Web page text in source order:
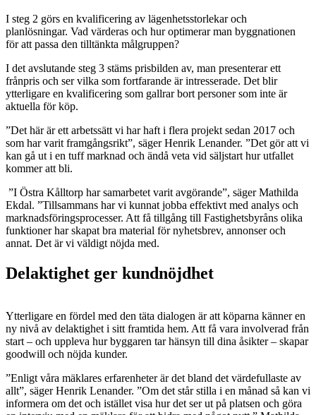
I steg 2 görs en kvalificering av lägenhetsstorlekar och
planlösningar. Vad värderas och hur optimerar man byggnationen
för att passa den tilltänkta målgruppen?
I det avslutande steg 3 stäms prisbilden av, man presenterar ett
frånpris och ser vilka som fortfarande är intresserade. Det blir
ytterligare en kvalificering som gallrar bort personer som inte är
aktuella för köp.
”Det här är ett arbetssätt vi har haft i flera projekt sedan 2017 och
som har varit framgångsrikt”, säger Henrik Lenander. ”Det gör att vi
kan gå ut i en tuff marknad och ändå veta vid säljstart hur utfallet
kommer att bli.
”I Östra Kålltorp har samarbetet varit avgörande”, säger Mathilda
Ekdal. ”Tillsammans har vi kunnat jobba effektivt med analys och
marknadsföringsprocesser. Att få tillgång till Fastighetsbyråns olika
funktioner har skapat bra material för nyhetsbrev, annonser och
annat. Det är vi väldigt nöjda med.
Delaktighet ger kundnöjdhet
Ytterligare en fördel med den täta dialogen är att köparna känner en
ny nivå av delaktighet i sitt framtida hem. Att få vara involverad från
start – och uppleva hur byggaren tar hänsyn till dina åsikter – skapar
goodwill och nöjda kunder.
”Enligt våra mäklares erfarenheter är det bland det värdefullaste av
allt”, säger Henrik Lenander. ”Om det står stilla i en månad så kan vi
informera om det och istället visa hur det ser ut på platsen och göra